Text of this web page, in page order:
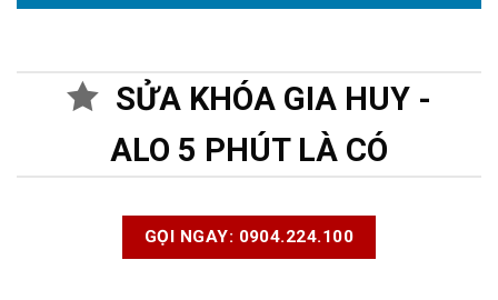
SỬA KHÓA GIA HUY -
ALO 5 PHÚT LÀ CÓ
GỌI NGAY: 0904.224.100